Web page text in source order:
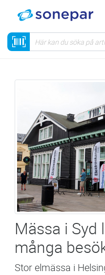
Mässa i Syd
många
Stor elmässa i